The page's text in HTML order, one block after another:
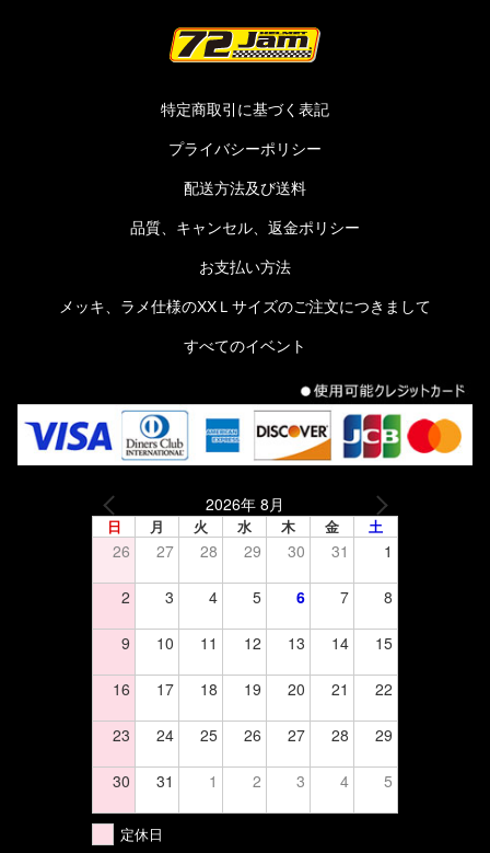
特定商取引に基づく表記
プライバシーポリシー
配送方法及び送料
品質、キャンセル、返金ポリシー
お支払い方法
メッキ、ラメ仕様のXXＬサイズのご注文につきまして
すべてのイベント
2026年 8月
日 月 火 水 木 金 土
26 27 28 29 30 31 1
2 3 4 5 6 7 8
9 10 11 12 13 14 15
16 17 18 19 20 21 22
23 24 25 26 27 28 29
30 31 1 2 3 4 5
定休日